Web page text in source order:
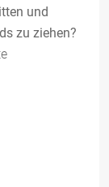
und
zu ziehen?